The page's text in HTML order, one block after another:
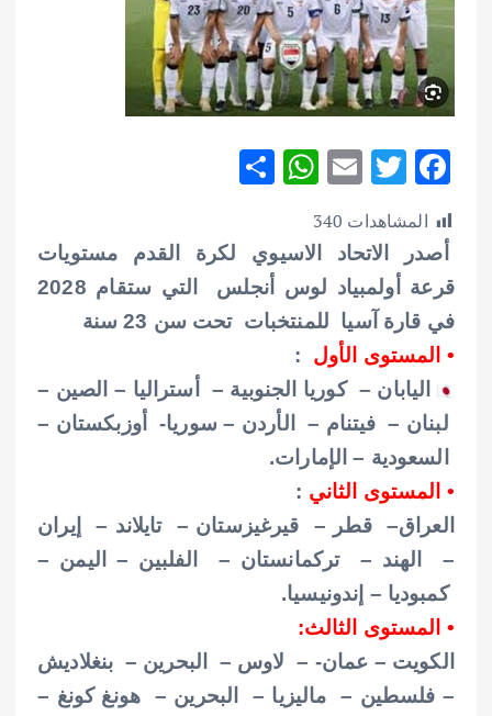
F
ac
e
b
o
o
k
T
w
it
te
r
E
ai
l
W
s
A
p
p
ar
e
المشاهدات 340
أصدر الاتحاد الاسيوي لكرة القدم مستويات
قرعة أولمبياد لوس أنجلس التي ستقام 2028
في قارة آسيا للمنتخبات تحت سن 23 سنة
• المستوى الأول :
اليابان – كوريا الجنوبية – أستراليا – الصين –
لبنان – فيتنام – الأردن – سوريا- أوزبكستان –
السعودية – الإمارات.
• المستوى الثاني :
العراق– قطر – قيرغيزستان – تايلاند – إيران
– الهند – تركمانستان – الفلبين – اليمن –
كمبوديا – إندونيسيا.
• المستوى الثالث:
الكويت – عمان- – لاوس – البحرين – بنغلاديش
– فلسطين – ماليزيا – البحرين – هونغ كونغ –